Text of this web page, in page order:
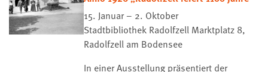
15. Januar – 2. Oktober
Stadtbibliothek Radolfzell Marktplatz 8,
Radolfzell am Bodensee
In einer Ausstellung präsentiert der